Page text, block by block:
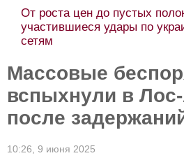
Весь мир отдать за
условиях завершения
Массовые
вспыхнули в
после
10:26, 9 июня 2025